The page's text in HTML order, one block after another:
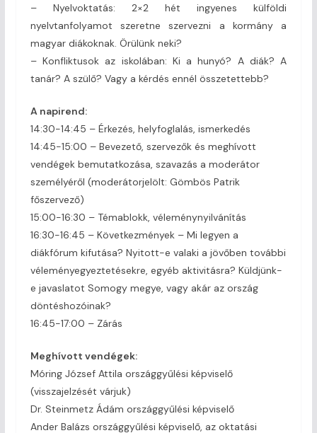
– Nyelvoktatás: 2×2 hét ingyenes külföldi
nyelvtanfolyamot szeretne szervezni a kormány a
magyar diákoknak. Örülünk neki?
– Konfliktusok az iskolában: Ki a hunyó? A diák? A
tanár? A szülő? Vagy a kérdés ennél összetettebb?
A napirend:
14:30-14:45 – Érkezés, helyfoglalás, ismerkedés
14:45-15:00 – Bevezető, szervezők és meghívott
vendégek bemutatkozása, szavazás a moderátor
személyéről (moderátorjelölt: Gömbös Patrik
főszervező)
15:00-16:30 – Témablokk, véleménynyilvánítás
16:30-16:45 – Következmények – Mi legyen a
diákfórum kifutása? Nyitott-e valaki a jövőben további
véleményegyeztetésekre, egyéb aktivitásra? Küldjünk-
e javaslatot Somogy megye, vagy akár az ország
döntéshozóinak?
16:45-17:00 – Zárás
Meghívott vendégek:
Móring József Attila országgyűlési képviselő
(visszajelzését várjuk)
Dr. Steinmetz Ádám országgyűlési képviselő
Ander Balázs országgyűlési képviselő, az oktatási